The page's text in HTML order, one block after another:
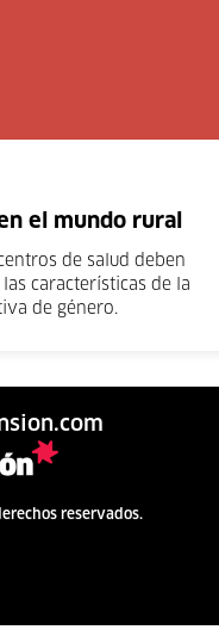
el mundo rural
de salud deben
características de la
de género.
reservados.